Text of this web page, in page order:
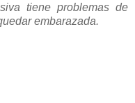
tiene problemas de
embarazada.